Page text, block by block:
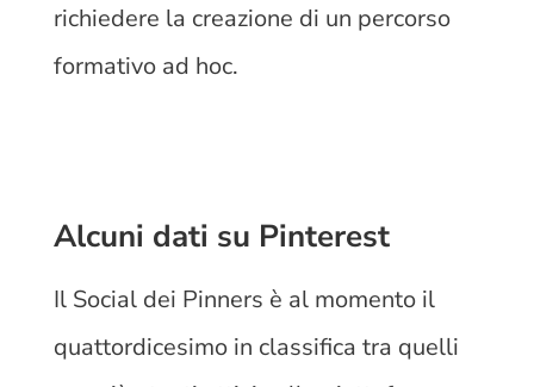
richiedere la creazione di un percorso
formativo ad hoc.
Alcuni dati su Pinterest
Il Social dei Pinners è al momento il
quattordicesimo in classifica tra quelli